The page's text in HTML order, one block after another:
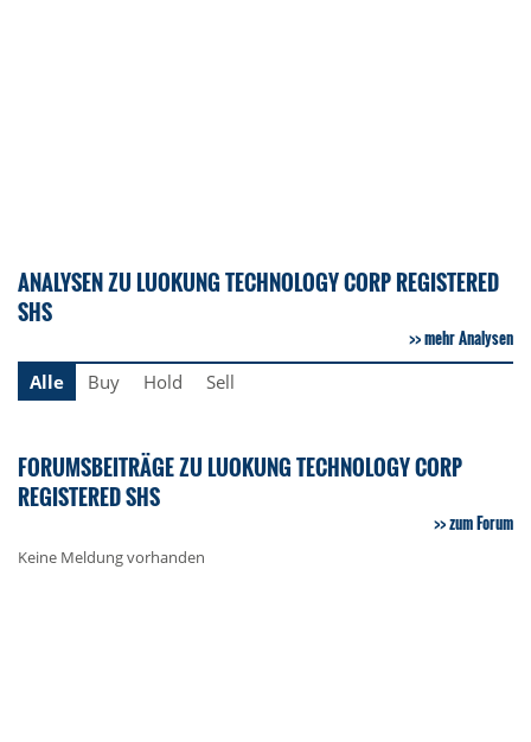
ANALYSEN ZU LUOKUNG TECHNOLOGY CORP REGISTERED
SHS
mehr Analysen
Alle
Buy Hold Sell
FORUMSBEITRÄGE ZU LUOKUNG TECHNOLOGY CORP
REGISTERED SHS
zum Forum
Keine Meldung vorhanden